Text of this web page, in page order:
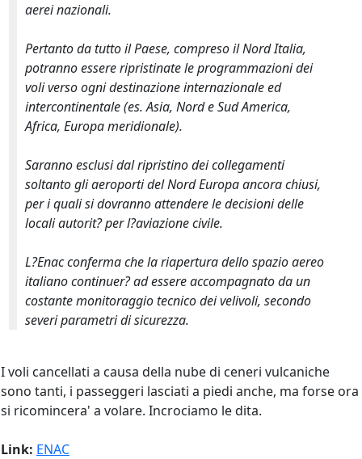
aerei nazionali.
Pertanto da tutto il Paese, compreso il Nord Italia,
potranno essere ripristinate le programmazioni dei
voli verso ogni destinazione internazionale ed
intercontinentale (es. Asia, Nord e Sud America,
Africa, Europa meridionale).
Saranno esclusidal ripristino dei collegamenti
soltanto gli aeroporti del Nord Europa ancora chiusi,
per i quali si dovranno attendere le decisioni delle
locali autorit? per l?aviazione civile.
L?Enac conferma che la riapertura dello spazio aereo
italiano continuer? ad essere accompagnato da un
costante monitoraggio tecnico dei velivoli, secondo
severi parametri di sicurezza.
I voli cancellati a causa della nube di ceneri vulcaniche
sono tanti, i passeggeri lasciati a piedi anche, ma forse ora
si ricomincera' a volare. Incrociamo le dita.
Link: ENAC